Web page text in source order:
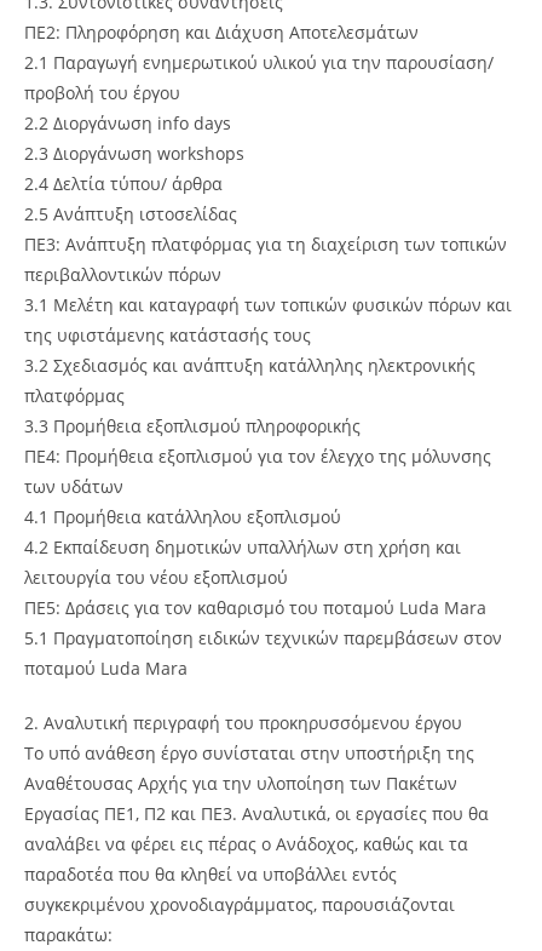
ΠΕ2: Πληροφόρηση και Διάχυση Αποτελεσμάτων
2.1 Παραγωγή ενημερωτικού υλικού για την παρουσίαση/
προβολή του έργου
2.2 Διοργάνωση info days
2.3 Διοργάνωση workshops
2.4 Δελτία τύπου/ άρθρα
2.5 Ανάπτυξη ιστοσελίδας
ΠΕ3: Ανάπτυξη πλατφόρμας για τη διαχείριση των τοπικών
περιβαλλοντικών πόρων
3.1 Μελέτη και καταγραφή των τοπικών φυσικών πόρων και
της υφιστάμενης κατάστασής τους
3.2 Σχεδιασμός και ανάπτυξη κατάλληλης ηλεκτρονικής
πλατφόρμας
3.3 Προμήθεια εξοπλισμού πληροφορικής
ΠΕ4: Προμήθεια εξοπλισμού για τον έλεγχο της μόλυνσης
των υδάτων
4.1 Προμήθεια κατάλληλου εξοπλισμού
4.2 Εκπαίδευση δημοτικών υπαλλήλων στη χρήση και
λειτουργία του νέου εξοπλισμού
ΠΕ5: Δράσεις για τον καθαρισμό του ποταμού Luda Mara
5.1 Πραγματοποίηση ειδικών τεχνικών παρεμβάσεων στον
ποταμού Luda Mara
2. Αναλυτική περιγραφή του προκηρυσσόμενου έργου
Το υπό ανάθεση έργο συνίσταται στην υποστήριξη της
Αναθέτουσας Αρχής για την υλοποίηση των Πακέτων
Εργασίας ΠΕ1, Π2 και ΠΕ3. Αναλυτικά, οι εργασίες που θα
αναλάβει να φέρει εις πέρας ο Ανάδοχος, καθώς και τα
παραδοτέα που θα κληθεί να υποβάλλει εντός
συγκεκριμένου χρονοδιαγράμματος, παρουσιάζονται
παρακάτω: